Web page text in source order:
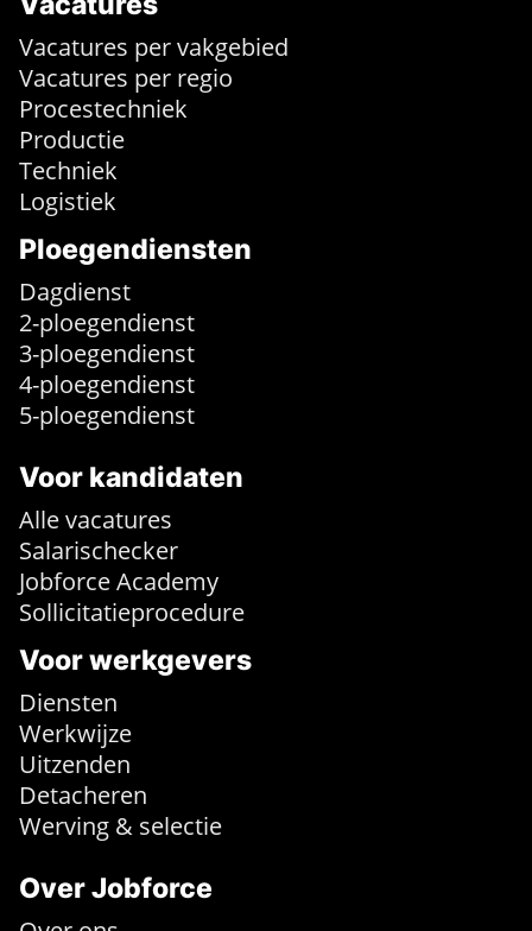
Vacatures per vakgebied
Vacatures per regio
Procestechniek
Productie
Techniek
Logistiek
Ploegendiensten
Dagdienst
2-ploegendienst
3-ploegendienst
4-ploegendienst
5-ploegendienst
Voor kandidaten
Alle vacatures
Salarischecker
Jobforce Academy
Sollicitatieprocedure
Voor werkgevers
Diensten
Werkwijze
Uitzenden
Detacheren
Werving & selectie
Over Jobforce